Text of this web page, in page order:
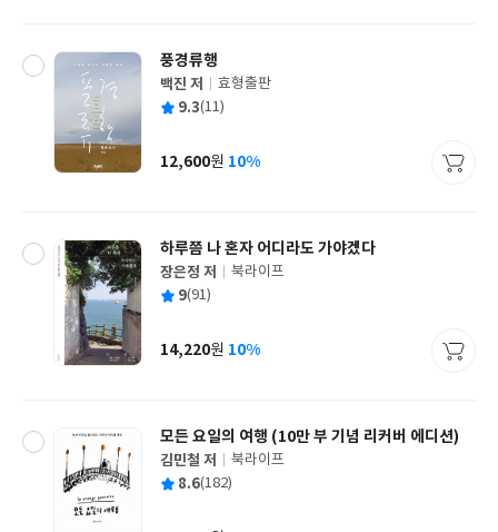
풍경류행
글
쓴
백진 저
출
사
효형출판
평 9.3(11)
가
12,600원 10%
하루쯤 나 혼자 어디라도 가야겠다
글
쓴
장은정 저
출
사
북라이프
평 9(91)
가
14,220원 10%
모든 요일의 여행 (10만 부 기념 리커버 에디션)
글
쓴
김민철 저
출
북라이프
평 8.6(182)